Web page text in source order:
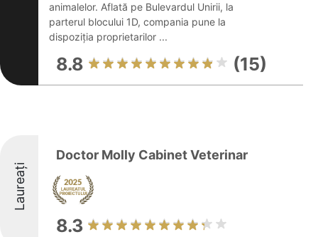
animalelor. Aflată pe Bulevardul Unirii, la
parterul blocului 1D, compania pune la
dispoziția proprietarilor ...
8.8 (15)
Laureați
Doctor Molly Cabinet Veterinar
8.3